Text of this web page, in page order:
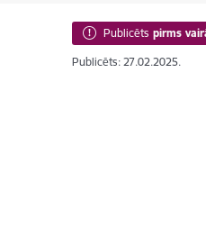
Publicēts pirms
Publicēts: 27.02.2025.